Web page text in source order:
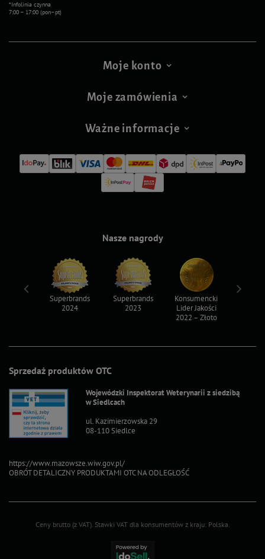
*Infolinia czynna
7:00 – 17:00 (pon–pt)
Moje konto
Moje zamówienia
Ważne informacje
Sprzedaż produktów OTC
Wojewódzki Inspektorat Weterynarii z siedzibą
w Siedlcach
ul. Kazimierzowska 29
08-110 Siedlce
https://www.mazowsze.wiw.gov.pl/
OBRÓT DETALICZNY PRODUKTAMI OTC NA ODLEGŁOŚĆ
Nasze nagrody
Superbrands
2024
Superbrands
2023
Konsumencki
Lider Jakości
2022 – Złoto
Ceny brutto (z VAT). Stawki VAT dla konsumentów z kraju: Polska